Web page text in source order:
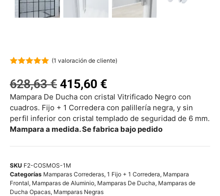
(1 valoración de cliente)
628,63€ 415,60 €
Mampara De Ducha con cristal Vitrificado Negro con
cuadros. Fijo + 1 Corredera con palillería negra, y sin
perfil inferior con cristal templado de seguridad de 6 mm.
Mampara a medida. Se fabrica bajo pedido
SKU F2-COSMOS-1M
Categorías Mamparas Correderas, 1 Fijo + 1 Corredera, Mampara
Frontal, Mamparas de Aluminio, Mamparas De Ducha, Mamparas de
Ducha Opacas, Mamparas Negras